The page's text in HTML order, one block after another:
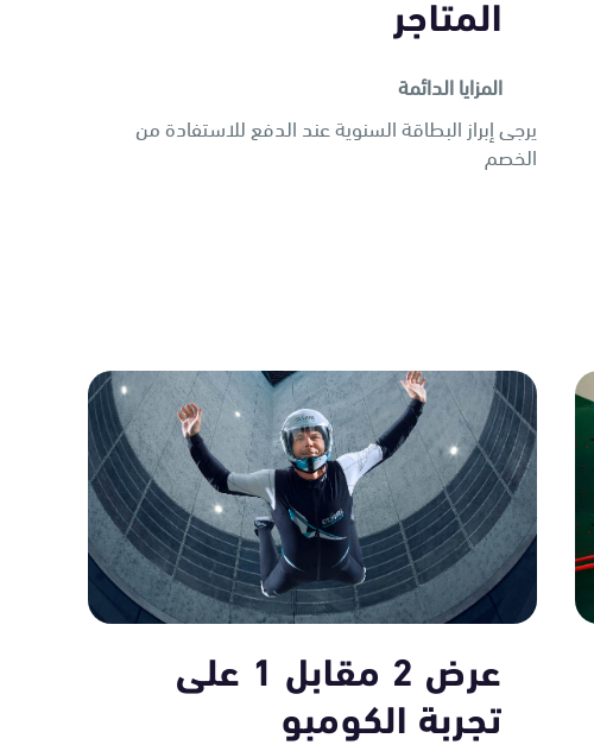
المتاجر
المزايا الدائمة
يرجى إبراز البطاقة السنوية عند الدفع للاستفادة من
الخصم
عرض 2 مقابل 1 على
تجربة الكومبو